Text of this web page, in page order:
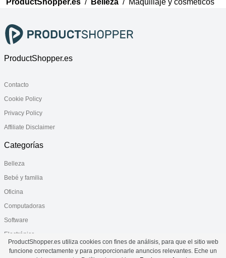
ProductShopper.es / Belleza / Maquillaje y cosméticos
ProductShopper.es
Contacto
Cookie Policy
Privacy Policy
Affiliate Disclaimer
Categorías
Belleza
Bebé y familia
Oficina
Computadoras
Software
Electrónica
Salud
ProductShopper.es utiliza cookies con fines de análisis, para que el sitio web
funcione correctamente y para proporcionarle anuncios relevantes. Eche un